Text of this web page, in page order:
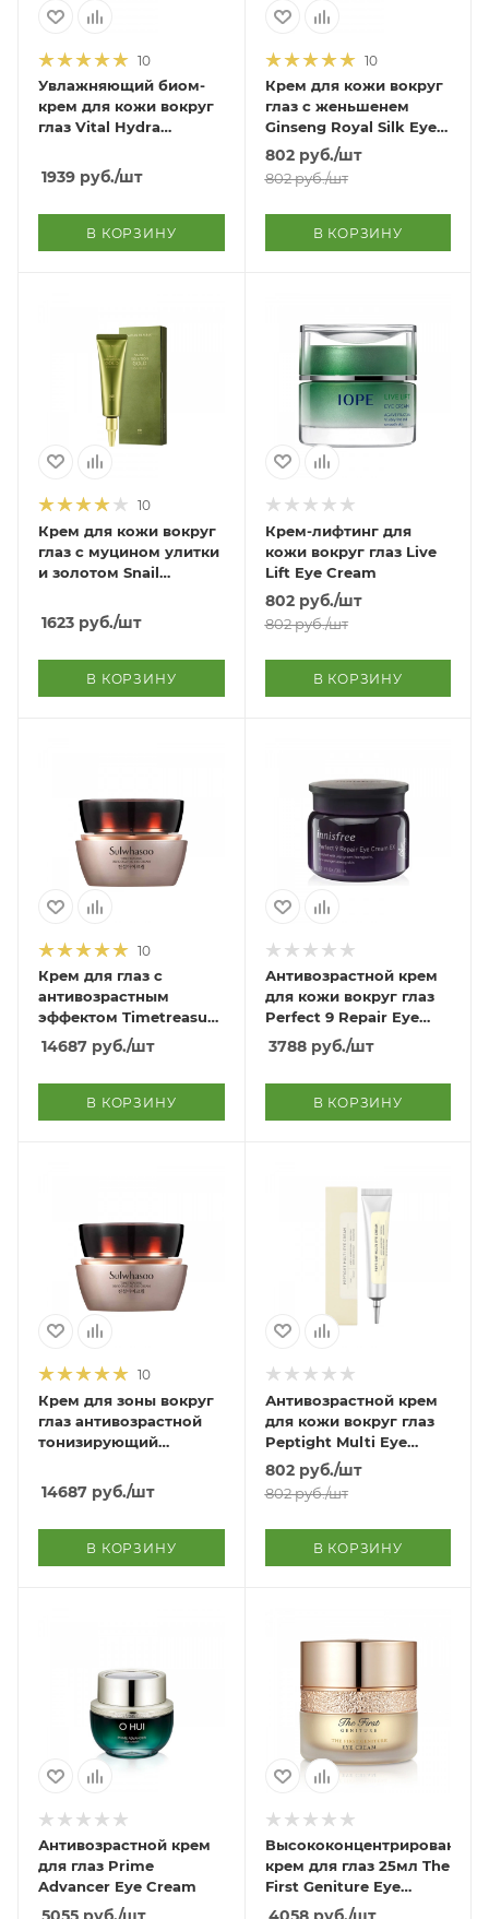
10
Увлажняющий биом-
крем для кожи вокруг
глаз Vital Hydra
Cream
1939 руб./шт
В КОРЗИНУ
10
Крем для кожи вокруг
глаз с женьшенем
Ginseng Royal Silk Eye
Cream
802руб./шт
802руб./шт
В КОРЗИНУ
10
Крем для кожи вокруг
глаз с муцином улитки
и золотом Snail
Cream
1623 руб./шт
В КОРЗИНУ
Крем-лифтинг для
кожи вокруг глаз Live
Lift Eye Cream
802руб./шт
802руб./шт
В КОРЗИНУ
10
Крем для глаз с
антивозрастным
эффектом Timetreasure
Invigorating Eye Cream
14687 руб./шт
В КОРЗИНУ
Антивозрастной крем
для кожи вокруг глаз
Perfect 9 Repair Eye
Cream EX
3788руб./шт
В КОРЗИНУ
10
Крем для зоны вокруг
глаз антивозрастной
тонизирующий
Invigorating Eye Cream
14687 руб./шт
В КОРЗИНУ
Антивозрастной крем
для кожи вокруг глаз
Peptight Multi Eye
Cream
802руб./шт
802руб./шт
В КОРЗИНУ
Антивозрастной крем
для глаз Prime
Advancer Eye Cream
Высококонцентрированный
крем для глаз 25мл The
First Geniture Eye
Cream 25ml